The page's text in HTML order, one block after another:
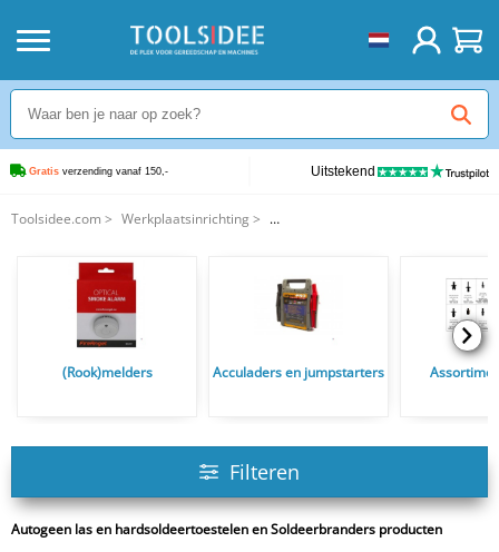
Gratis verzending vanaf 150,- Uitstekend
Toolsidee.com > Werkplaatsinrichting >
(Rook)melders Acculaders en jumpstarters
Filteren
Autogeen las en hardsoldeertoestelen en Soldeerbranders producten